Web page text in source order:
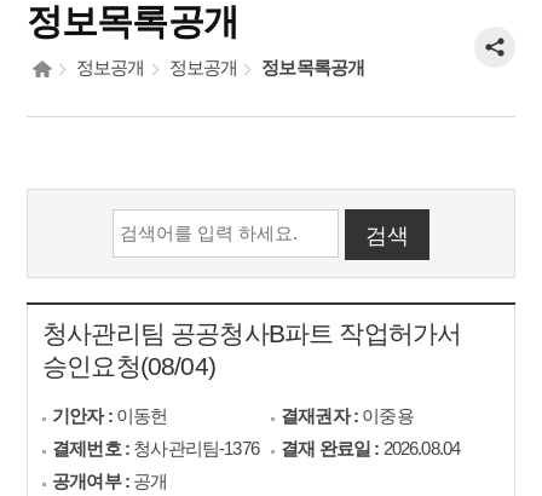
정보목록공개
정보공개 정보공개 정보목록공개
청사관리팀 공공청사B파트 작업허가서
승인요청(08/04)
기안자 : 이동헌 결재권자 : 이중용
결제번호 : 청사관리팀-1376 결재 완료일 : 2026.08.04
공개여부 : 공개